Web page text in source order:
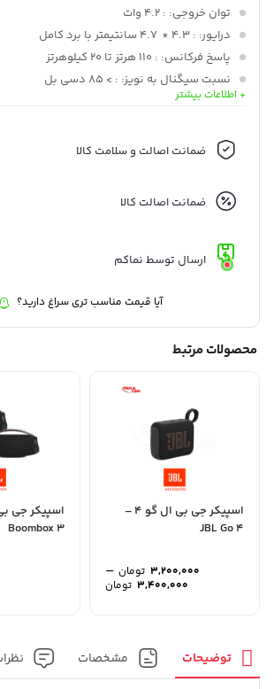
توان خروجی: : 4.2 وات
درایور: : 4.3 * 4.7 سانتیمتر با برد کامل
پاسخ فرکانس: : 110 هرتز تا 20 کیلوهرتز
نسبت سیگنال به نویز: : > 85 دسی بل
قابلیت اتصال بیسیم:
باتری:: پلیمر لیتیوم یون (LiPo)
+ اطلاعات بیشتر
ضمانت اصالت و سلامت کالا
ضمانت اصالت کالا
ارسال توسط نماکم
آیا قیمت مناسب تری سراغ دارید؟
محصولات مرتبط
اسپیکر جی بی ال گو 4 –
JBL Go 4
3,200,000 تومان –
3,400,000 تومان
3,200,000 تومان
Boombox 3
توضیحات مشخصات